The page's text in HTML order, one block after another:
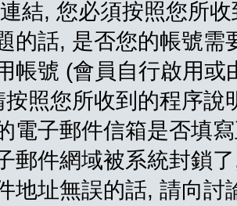
結, 您必須按照您所
的話, 是否您的帳號
帳號 (會員自行啟用
照您所收到的程序
電子郵件信箱是否填
郵件網域被系統封鎖
地址無誤的話, 請向